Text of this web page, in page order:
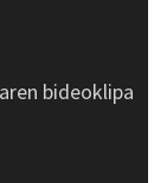
bideoklipa